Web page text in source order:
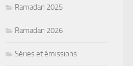
Ramadan 2025
Ramadan 2026
Séries et émissions